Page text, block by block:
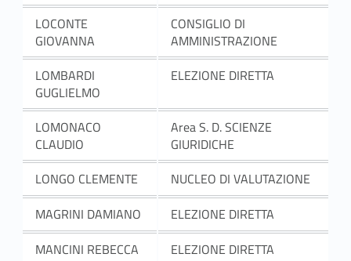
LOCONTE
GIOVANNA
CONSIGLIO DI
AMMINISTRAZIONE
LOMBARDI
GUGLIELMO
ELEZIONE DIRETTA
LOMONACO
CLAUDIO
Area S. D. SCIENZE
GIURIDICHE
LONGO CLEMENTE
NUCLEO DI VALUTAZIONE
MAGRINI DAMIANO
ELEZIONE DIRETTA
MANCINI REBECCA
ELEZIONE DIRETTA